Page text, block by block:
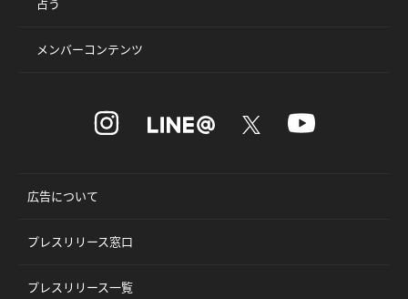
占う
メンバーコンテンツ
広告について
プレスリリース窓口
プレスリリース一覧